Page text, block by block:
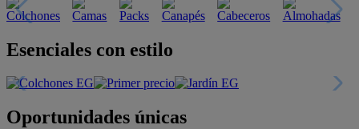
Esenciales con estilo
Oportunidades únicas